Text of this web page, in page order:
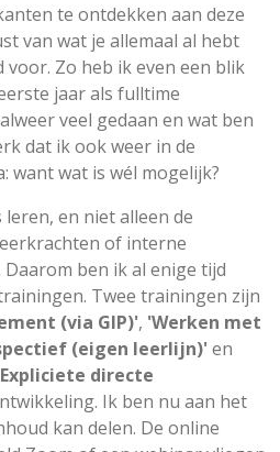
te ontdekken aan deze
van wat je allemaal al hebt
voor. Zo heb ik even een blik
jaar als fulltime
veel gedaan en wat ben
dat ik ook weer in de
want wat is wél mogelijk?
en niet alleen de
of interne
ben ik al enige tijd
Twee trainingen zijn
(via GIP)', 'Werken met
(eigen leerlijn)'en
directe
Ik ben nu aan het
kan delen. De online